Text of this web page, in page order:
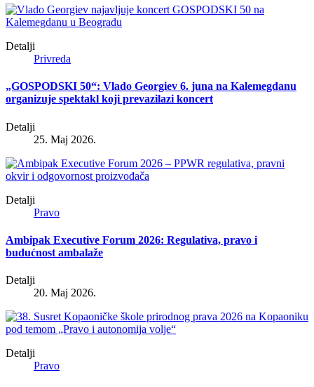
Detalji
Privreda
„GOSPODSKI 50“: Vlado Georgiev 6. juna na Kalemegdanu
organizuje spektakl koji prevazilazi koncert
Detalji
25. Maj 2026.
Detalji
Pravo
Ambipak Executive Forum 2026: Regulativa, pravo i
budućnost ambalaže
Detalji
20. Maj 2026.
Detalji
Pravo